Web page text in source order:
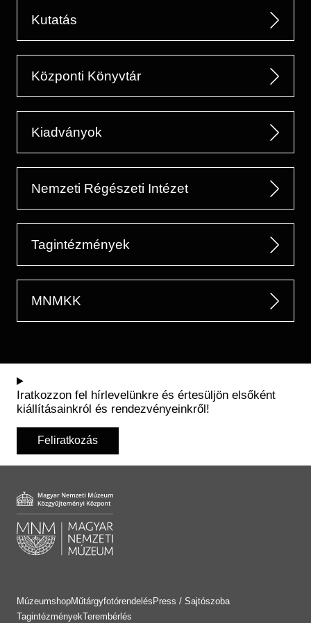
Kutatás
Központi Könyvtár
Kiadványok
Nemzeti Régészeti Intézet
Tagintézmények
MNMKK
Iratkozzon fel hírlevelünkre és értesüljön elsőként
kiállításainkról és rendezvényeinkről!
Feliratkozás
MúzeumshopMűtárgyfotórendelés Press / Sajtószoba
TagintézményekTerembérlés